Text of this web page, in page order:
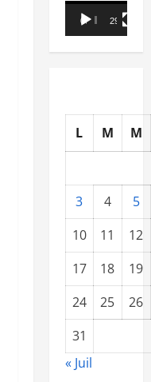
Lecteur
vidéo
00:00 29:21
L M M
3 4
5
10
11
12
17
18
19
24
25
26
31
« Juil